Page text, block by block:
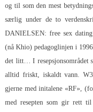
og til som den mest
særlig under de to
DANIELSEN: free sex dating
(nå Khio) pedagoglinjen i
det litt… I resepsjonsområdet
alltid friskt, iskaldt vann.
gjerne med initalene «RF»,
med resepten som gir rett til